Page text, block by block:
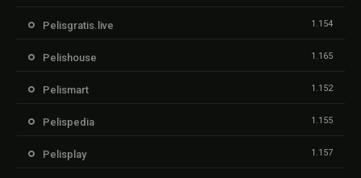
Pelisgratis.live 1.154
Pelishouse 1.165
Pelismart 1.152
Pelispedia 1.155
Pelisplay 1.157